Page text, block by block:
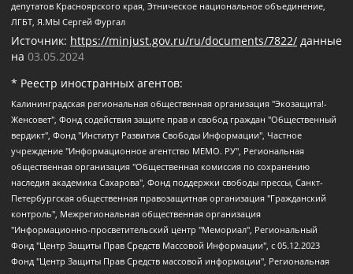
депутатов Красноярского края, Этническое национальное объединение,
ЛГБТ, Я.МЫ Сергей Фургал
Источник: https://minjust.gov.ru/ru/documents/7822/ данные
на 03.05.2024
* Реестр иностранных агентов:
Калининградская региональная общественная организация "Экозащита!-Женсовет", Фонд содействия защите прав и свобод граждан "Общественный вердикт", Фонд "Институт Развития Свободы Информации", Частное учреждение "Информационное агентство МЕМО. РУ", Региональная общественная организация "Общественная комиссия по сохранению наследия академика Сахарова", Фонд поддержки свободы прессы, Санкт-Петербургская общественная правозащитная организация "Гражданский контроль", Межрегиональная общественная организация "Информационно-просветительский центр "Мемориал", Региональный Фонд "Центр Защиты Прав Средств Массовой Информации", с 05.12.2023 Фонд "Центр Защиты Прав Средств массовой информации", Региональная общественная благотворительная организация помощи беженцам и мигрантам "Гражданское содействие", Негосударственное образовательное учреждение дополнительного профессионального образования (повышение квалификации) специалистов "АКАДЕМИЯ ПО ПРАВАМ ЧЕЛОВЕКА", Свердловская региональная общественная организация "Сутяжник", Автономная некоммерческая организация "Центр независимых социологических исследований", Союз общественных объединений "Российский исследовательский центр по правам человека", Региональное общественное учреждение научно-информационный центр "МЕМОРИАЛ", Некоммерческая организация "Фонд защиты гласности", Автономная некоммерческая организация "Институт прав человека", Городская общественная организация "Екатеринбургское общество "МЕМОРИАЛ", Городская общественная организация "Рязанское историко-просветительское и правозащитное общество "Мемориал" (Рязанский Мемориал), Челябинский региональный орган общественной самодеятельности – женское общественное объединение "Женщины Евразии", Челябинский региональный орган общественной самодеятельности "Уральская правозащитная группа", Фонд содействия защите здоровья и социальной справедливости имени Андрея Рылькова, Автономная Некоммерческая Организация "Аналитический Центр Юрия Левады", Автономная некоммерческая организация социальной поддержки населения "Проект Апрель", Региональная общественная организация помощи женщинам и детям, находящимся в кризисной ситуации "Информационно-методический центр "Анна", Фонд содействия развитию массовых коммуникаций и правовому просвещению "Так-так-Так", Фонд содействия устойчивому развитию "Серебряная тайга", Свердловский региональный общественный фонд социальных проектов "Новое время", "Idel.Реалии", Кавказ.Реалии, Крым.Реалии, Телеканал Настоящее Время, Татаро-башкирская служба Радио Свобода (Azatliq Radiosi), Радио Свободная Европа/Радио Свобода (PCE/PC), "Сибирь.Реалии", "Фактограф", Благотворительный фонд помощи осужденным и их семьям, Автономная некоммерческая организация "Институт глобализации и социальных движений", Фонд "В защиту прав заключенных", Частное учреждение "Центр поддержки и содействия развитию средств массовой информации", Пензенский региональный общественный благотворительный фонд "Гражданский союз", "Север.Реалии", Некоммерческая организация Фонд "Правовая инициатива", Общество с ограниченной ответственностью "Радио Свободная Европа/Радио Свобода", Чешское информационное агентство "MEDIUM-ORIENT", Красноярская региональная общественная организация "Мы против СПИДа", Камалягин Денис Николаевич, Маркелов Сергей Евгеньевич, Пономарев Лев Александрович, Савицкая Людмила Алексеевна, Автономная некоммерческая организация "Центр по работе с проблемой насилия "НАСИЛИЮ.НЕТ", Межрегиональный профессиональный союз работников здравоохранения "Альянс врачей", Юридическое лицо, зарегистрированное в Латвийской Республике, SIA "Medusa Project" (регистрационный номер 40103797863, дата регистрации 10.06.2014), Некоммерческая организация "Фонд по борьбе с коррупцией", Автономная некоммерческая организация "Институт права и публичной политики", Баданин Роман Сергеевич, Гликин Максим Александрович, Железнова Мария Михайловна, Лукьянова Юлия Сергеевна, Маетная Елизавета Витальевна, Маняхин Петр Борисович, Чуракова Ольга Владимировна, Ярош Юлия Петровна, Юридическое лицо "The Insider SIA", зарегистрированное в Риге, Латвийская Республика (дата регистрации 26.06.2015), являющееся администратором доменного имени интернет-издания "The Insider SIA", https://theins.ru, Постернак Алексей Евгеньевич, Рубин Михаил Аркадьевич, Анин Роман Александрович, Юридическое лицо Istories fonds, зарегистрированное в Латвийской Республике (регистрационный номер 50008295751, дата регистрации 24.02.2020), Великовский Дмитрий Александрович, Долинина Ирина Николаевна, Мароховская Алеся Алексеевна, Шлейнов Роман Юрьевич, Шмагун Олеся Валентиновна, Общество с ограниченной ответственностью "Альтаир 2021", Общество с ограниченной ответственностью "Вега 2021", Общество с ограниченной ответственностью "Главный редактор 2021", Общество с ограниченной ответственностью "Ромашки монолит", Важенков Артем Валерьевич, Ивановская областная общественная организация "Центр гендерных исследований", Гурман Юрий Альбертович, Медиапроект "ОВД-Инфо", Егоров Владимир Владимирович, Жилинский Владимир Александрович, Общество с ограниченной ответственностью "ЗП", Иванова София Юрьевна, Карезина Инна Павловна, Кильтау Екатерина Викторовна, Петров Алексей Викторович, Пискунов Сергей Евгеньевич, Смирнов Сергей Сергеевич, Тихонов Михаил Сергеевич, Общество с ограниченной ответственностью "ЖУРНАЛИСТ-ИНОСТРАННЫЙ АГЕНТ", Арапова Галина Юрьевна, Вольтская Татьяна Анатольевна, Американская компания "Mason G.E.S. Anonymous Foundation" (США), являющаяся владельцем интернет-издания https://mnews.world/, Компания "Stichting Bellingcat", зарегистрированная в Нидерландах (дата регистрации 11.07.2018), Захаров Андрей Вячеславович, Клепиковская Екатерина Дмитриевна, Общество с ограниченной ответственностью "МЕМО", Перл Роман Александрович, Симонов Евгений Алексеевич, Соловьева Елена Анатольевна, Сотников Даниил Владимирович, Сурначева Елизавета Дмитриевна, Автономная некоммерческая организация по защите прав человека и информированию населения "Якутия – Наше Мнение", Общество с ограниченной ответственностью "Москоу диджитал медиа", с 26.01.2023 Общество с ограниченной ответственностью "Чайка Белые сады", Ветошкина Валерия Валерьевна, Заговора Максим Александрович, Межрегиональное общественное движение "Российская ЛГБТ - сеть", Оленичев Максим Владимирович, Павлов Иван Юрьевич, Скворцова Елена Сергеевна, Общество с ограниченной ответственностью "Как бы инагент", Кочетков Игорь Викторович, Общество с ограниченной ответственностью "Честные выборы", Еланчик Олег Александрович, Общество с ограниченной ответственностью "Нобелевский призыв", Гималова Регина Эмилевна, Григорьев Андрей Валерьевич, Григорьева Алина Александровна, Ассоциация по содействию защите прав призывников, альтернативнослужащих и военнослужащих "Правозащитная группа "Гражданин.Армия.Право", Хисамова Регина Фаритовна, Автономная некоммерческая организация по реализации социально-правовых программ "Лилит", Дальневосточное общественное движение "Маяк", Санкт-Петербургская ЛГБТ-инициативная группа "Выход", Инициативная группа ЛГБТ+ "Реверс", Алексеев Андрей Викторович, Бекбулатова Таисия Львовна, Беляев Иван Михайлович, Владыкина Елена Сергеевна, Гельман Марат Александрович, Никульшина Вероника Юрьевна, Толоконникова Надежда Андреевна, Шендерович Виктор Анатольевич, Общество с ограниченной ответственностью "Данное сообщение", Общество с ограниченной ответственностью Издательский дом "Новая глава", Айнбиндер Александра Александровна, Московский комьюнити-центр для ЛГБТ+инициатив, Благотворительный фонд развития филантропии, Deutsche Welle (Германия, Kurt-Schumacher-Strasse 3, 53113 Bonn), Борзунова Мария Михайловна, Воробьев Виктор Викторович, Голубева Анна Львовна, Константинова Алла Михайловна, Малкова Ирина Владимировна, Мурадов Мурад Абдулгалимович, Осетинская Елизавета Николаевна, Понасенков Евгений Николаевич, Ганапольский Матвей Юрьевич, Киселев Евгений Алексеевич, Борухович Ирина Григорьевна, Дремин Иван Тимофеевич, Дубровский Дмитрий Викторович, Красноярская региональная общественная организация поддержки и развития альтернативных образовательных технологий и межкультурных коммуникаций "ИНТЕРРА", Маяковская Екатерина Алексеевна, Фейгин Марк Захарович, Филимонов Андрей Викторович, Дзугкоева Регина Николаевна, Доброхотов Роман Александрович, Дудь Юрий Александрович, Елкин Сергей Владимирович, Кругликов Кирилл Игоревич, Сабунаева Мария Леонидовна, Семенов Алексей Владимирович, Шаинян Карен Багратович, Шульман Екатерина Михайловна, Асафьев Артур Валерьевич, Вахштайн Виктор Семенович, Венедиктов Алексей Алексеевич, Лушникова Екатерина Евгеньевна, Волков Леонид Михайлович, Невзоров Александр Глебович, Пархоменко Сергей Борисович, Сироткин Ярослав Николаевич, Кара-Мурза Владимир Владимирович, Баранова Наталья Владимировна, Гозман Леонид Яковлевич, Кагарлицкий Борис Юльевич, Климарев Михаил Валерьевич, Милов Владимир Станиславович, Автономная некоммерческая организация Краснодарский центр современного искусства "Типография", Моргенштерн Алишер Тагирович, Соболь Любовь Эдуардовна, Общество с ограниченной ответственностью "ЛИЗА НОРМ", Каспаров Гарри Кимович, Ходорковский Михаил Борисович, Общество с ограниченной ответственностью "Апрельские тезисы", Данилович Ирина Брониславовна, Кашин Олег Владимирович, Петров Николай Владимирович, Пивоваров Алексей Владимирович, Соколов Михаил Владимирович, Цветкова Юлия Владимировна, Чичваркин Евгений Александрович, Комитет против пыток/Команда против пыток, Общество с ограниченной ответственностью "Первый научный", Общество с ограниченной ответственностью "Вертолет и ко", Белоцерковская Вероника Борисовна, Кац Максим Евгеньевич, Лазарева Татьяна Юрьевна, Шаведдинов Руслан Табризович, Яшин Илья Валерьевич, Общество с ограниченной ответственностью "Иноагент ААВ", Алешковский Дмитрий Петрович, Альбац Евгения Марковна, Быков Дмитрий Львович, Галямина Юлия Евгеньевна, Лойко Сергей Леонидович, Мартынов Кирилл Константинович, Медведев Сергей Александрович, Крашенинников Федор Геннадиевич, Гордеева Катерина Вл